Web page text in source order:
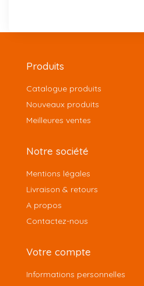
Produits
Catalogue produits
Nouveaux produits
Meilleures ventes
Notre société
Mentions légales
Livraison & retours
A propos
Contactez-nous
Votre compte
Informations personnelles